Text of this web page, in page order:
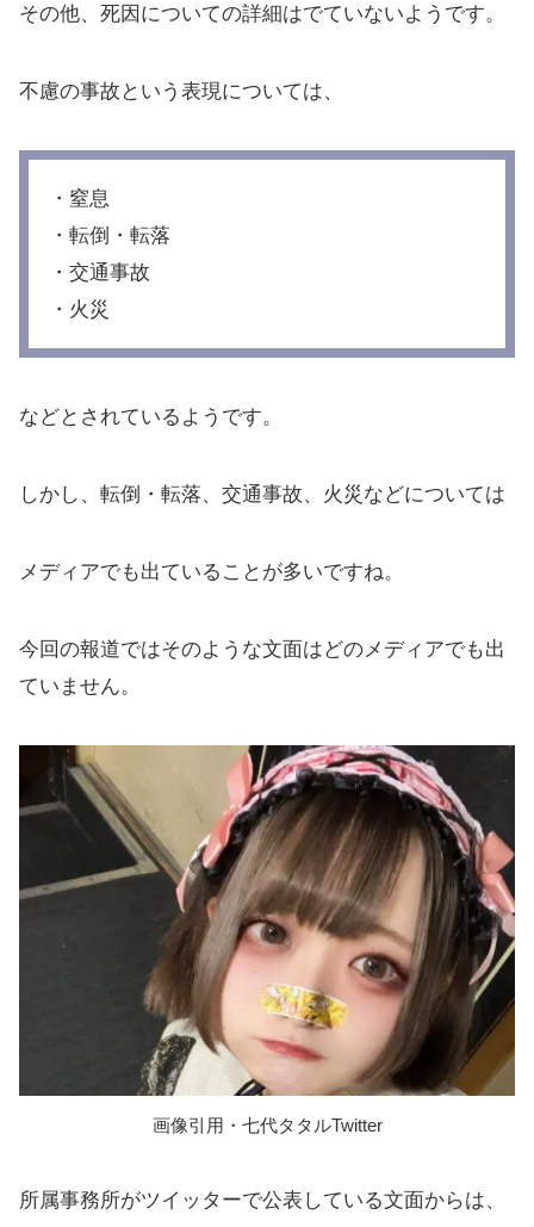
その他、死因についての詳細はでていないようです。
不慮の事故という表現については、
・窒息
・転倒・転落
・交通事故
・火災
などとされているようです。
しかし、転倒・転落、交通事故、火災などについては
メディアでも出ていることが多いですね。
今回の報道ではそのような文面はどのメディアでも出
ていません。
画像引用・七代タタルTwitter
所属事務所がツイッターで公表している文面からは、